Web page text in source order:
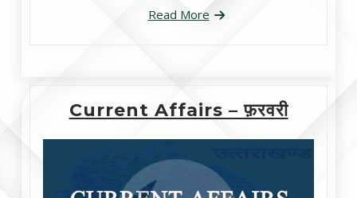
Read More
Current Affairs – फ़रवरी